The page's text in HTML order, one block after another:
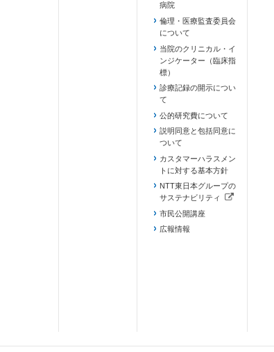
病院
倫理・医療監査委員会
について
当院のクリニカル・イ
ンジケーター（臨床指
標）
診療記録の開示につい
て
公的研究費について
説明同意と包括同意に
ついて
カスタマーハラスメン
トに対する基本方針
NTT東日本グループの
サステナビリティ
（新しいタブで開きます）
市民公開講座
広報情報